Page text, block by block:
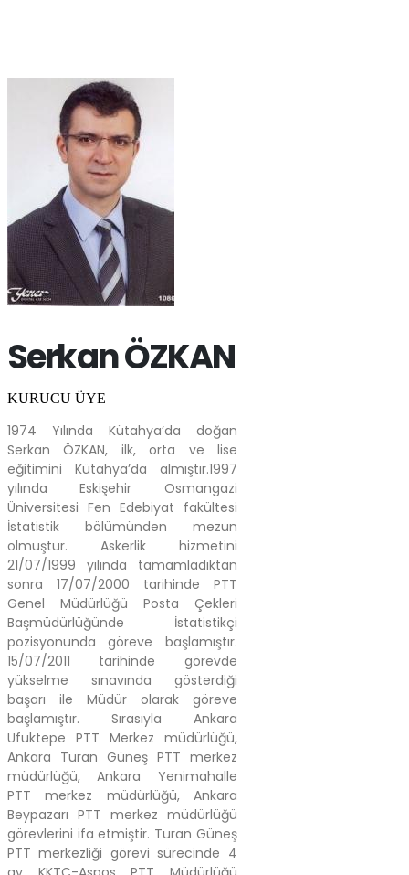
Serkan ÖZKAN
KURUCU ÜYE
1974 Yılında Kütahya’da doğan
Serkan ÖZKAN, ilk, orta ve lise
eğitimini Kütahya’da almıştır.1997
yılında Eskişehir Osmangazi
Üniversitesi Fen Edebiyat fakültesi
İstatistik bölümünden mezun
olmuştur. Askerlik hizmetini
21/07/1999 yılında tamamladıktan
sonra 17/07/2000 tarihinde PTT
Genel Müdürlüğü Posta Çekleri
Başmüdürlüğünde İstatistikçi
pozisyonunda göreve başlamıştır.
15/07/2011 tarihinde görevde
yükselme sınavında gösterdiği
başarı ile Müdür olarak göreve
başlamıştır. Sırasıyla Ankara
Ufuktepe PTT Merkez müdürlüğü,
Ankara Turan Güneş PTT merkez
müdürlüğü, Ankara Yenimahalle
PTT merkez müdürlüğü, Ankara
Beypazarı PTT merkez müdürlüğü
görevlerini ifa etmiştir. Turan Güneş
PTT merkezliği görevi sürecinde 4